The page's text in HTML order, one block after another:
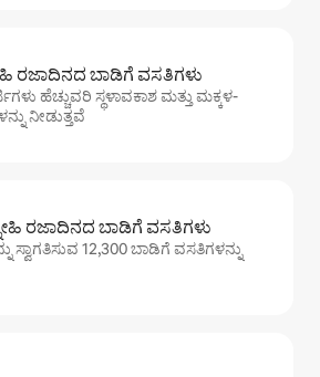
ರಜಾದಿನದ ಬಾಡಿಗೆ ವಸತಿಗಳು
ಹೆಚ್ಚುವರಿ ಸ್ಥಳಾವಕಾಶ ಮತ್ತು ಮಕ್ಕಳ-
ನೀಡುತ್ತವೆ
ರಜಾದಿನದ ಬಾಡಿಗೆ ವಸತಿಗಳು
ಸ್ವಾಗತಿಸುವ 12,300 ಬಾಡಿಗೆ ವಸತಿಗಳನ್ನು